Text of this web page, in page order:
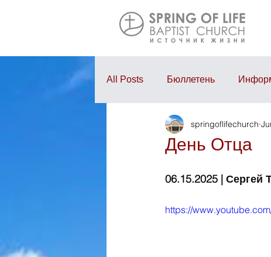
All Posts Бюллетень
Проповедь Годовой отчёт
День Отца
springoflifechurch
06.15.2025 | Сергей
https://